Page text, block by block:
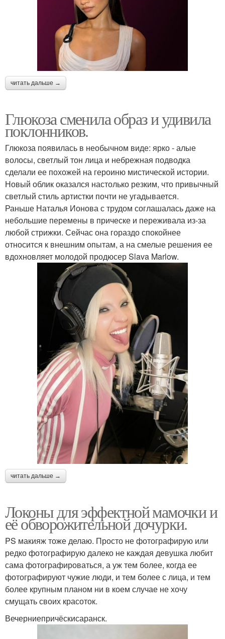
читать дальше →
Глюкоза сменила образ и удивила
поклонников.
Глюкоза появилась в необычном виде: ярко - алые
волосы, светлый тон лица и небрежная подводка
сделали ее похожей на героиню мистической истории.
Новый облик оказался настолько резким, что привычный
светлый стиль артистки почти не угадывается.
Раньше Наталья Ионова с трудом соглашалась даже на
небольшие перемены в прическе и переживала из-за
любой стрижки. Сейчас она гораздо спокойнее
относится к внешним опытам, а на смелые решения ее
вдохновляет молодой продюсер Slava Marlow.
читать дальше →
Локоны для эффектной мамочки и
её обворожительной дочурки.
PS макияж тоже делаю. Просто не фотографирую или
редко фотографирую далеко не каждая девушка любит
сама фотографироваться, а уж тем более, когда ее
фотографируют чужие люди, и тем более с лица, и тем
более крупным планом ни в коем случае не хочу
смущать своих красоток.
Вечерниепричёскисаранск.